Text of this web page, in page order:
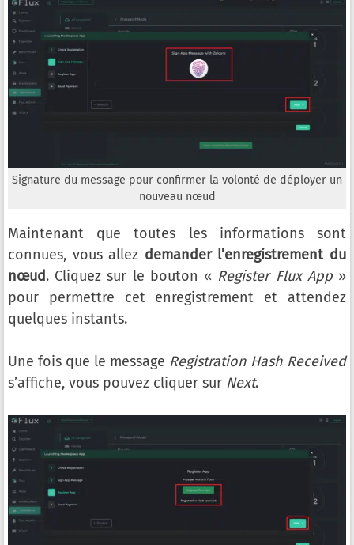
Signature du message pour confirmer la volonté de déployer un
nouveau nœud
Maintenant que toutes les informations sont
connues, vous allez demander l’enregistrement du
nœud. Cliquez sur le bouton « Register Flux App»
pour permettre cet enregistrement et attendez
quelques instants.
Une fois que le message Registration Hash Received
s’affiche, vous pouvez cliquer sur Next.